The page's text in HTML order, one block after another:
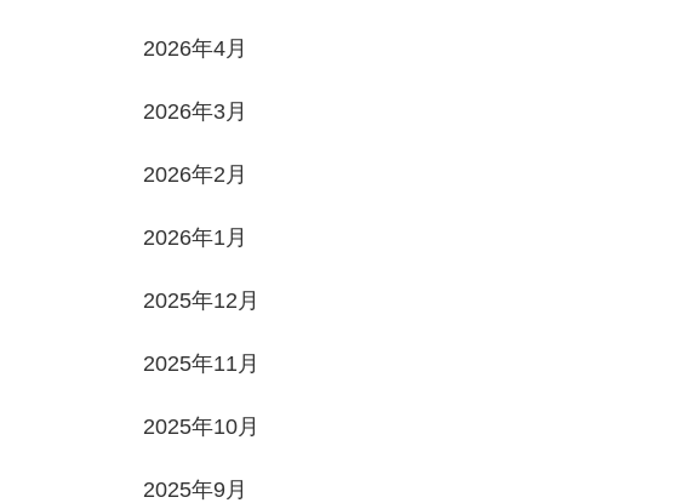
2026年4月
2026年3月
2026年2月
2026年1月
2025年12月
2025年11月
2025年10月
2025年9月